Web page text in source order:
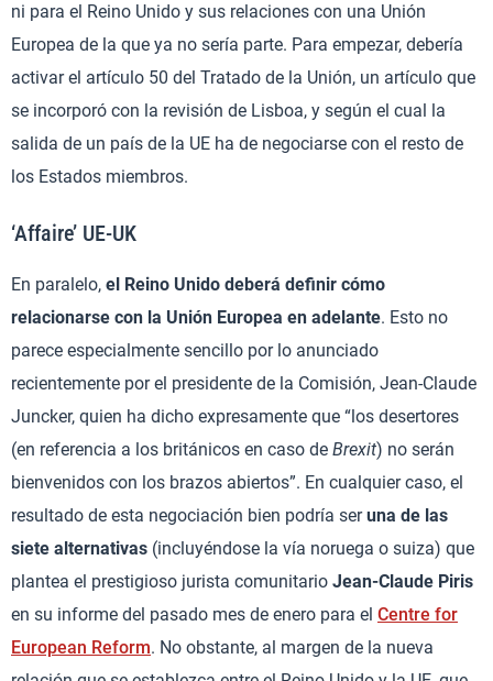
ni para el Reino Unido y sus relaciones con una Unión
Europea de la que ya no sería parte. Para empezar, debería
activar el artículo 50 del Tratado de la Unión, un artículo que
se incorporó con la revisión de Lisboa, y según el cual la
salida de un país de la UE ha de negociarse con el resto de
los Estados miembros.
‘Affaire’ UE-UK
En paralelo, el Reino Unido deberá definir cómo
relacionarse con la Unión Europea en adelante. Esto no
parece especialmente sencillo por lo anunciado
recientemente por el presidente de la Comisión, Jean-Claude
Juncker, quien ha dicho expresamente que “los desertores
(en referencia a los británicos en caso de Brexit) no serán
bienvenidos con los brazos abiertos”. En cualquier caso, el
resultado de esta negociación bien podría seruna de las
siete alternativas (incluyéndose la vía noruega o suiza) que
plantea el prestigioso jurista comunitario Jean-Claude Piris
en su informe del pasado mes de enero para el Centre for
European Reform. No obstante, al margen de la nueva